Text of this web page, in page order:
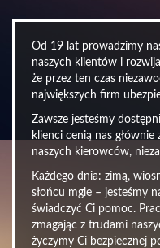
Od 19 lat prowadzimy
naszych klientów i
że przez ten czas
największych firm
Zawsze jesteśmy
klienci cenią nas głównie
naszych kierowców,
Każdego dnia: zimą,
słońcu mgle – jesteśmy
świadczyć Ci pomoc.
zmagając z trudami
życzymy Ci bezpiecznej